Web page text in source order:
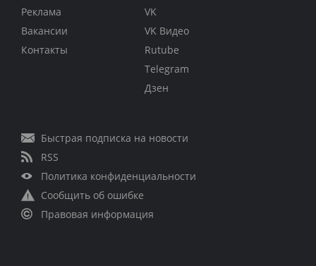
Реклама
Вакансии
Контакты
VK
VK Видео
Rutube
Telegram
Дзен
Быстрая подписка на новости
RSS
Политика конфиденциальности
Сообщить об ошибке
Правовая информация